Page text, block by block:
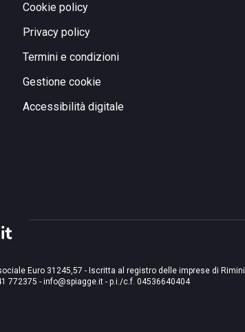
Cookie policy
Privacy policy
Termini e condizioni
Gestione cookie
Accessibilità digitale
Euro 31245,57 - Iscritta al registro delle imprese di Rimini
772375 - info@spiagge.it - p.i./c.f. 04536640404